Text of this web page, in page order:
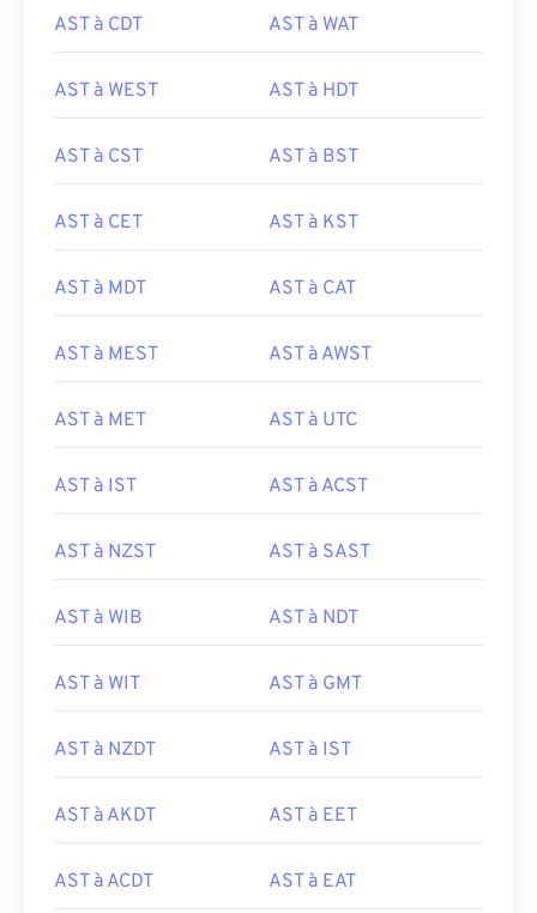
AST à CDT AST à WAT
AST à WEST AST à HDT
AST à CST AST à BST
AST à CET AST à KST
AST à MDT AST à CAT
AST à MEST AST à AWST
AST à MET AST à UTC
AST à IST AST à ACST
AST à NZST AST à SAST
AST à WIB AST à NDT
AST à WIT AST à GMT
AST à NZDT AST à IST
AST à AKDT AST à EET
AST à ACDT AST à EAT